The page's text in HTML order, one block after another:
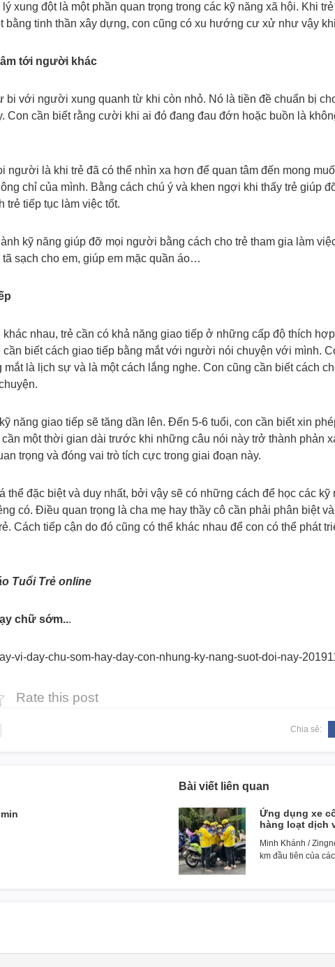
xung đột là một phần quan trọng trong các kỹ năng xã hội. Khi
bằng tinh thần xây dựng, con cũng có xu hướng cư xử như vậy
tới người khác
bi với người xung quanh từ khi còn nhỏ. Nó là tiền đề chuẩn bị
Con cần biết rằng cười khi ai đó đang đau đớn hoặc buồn là
người là khi trẻ đã có thể nhìn xa hơn để quan tâm đến mong
chỉ của mình. Bằng cách chú ý và khen ngợi khi thấy trẻ giúp
trẻ tiếp tục làm việc tốt.
kỹ năng giúp đỡ mọi người bằng cách cho trẻ tham gia làm
tã sạch cho em, giúp em mặc quần áo…
nhau, trẻ cần có khả năng giao tiếp ở những cấp độ thích
cần biết cách giao tiếp bằng mắt với người nói chuyện với mình.
mắt là lịch sự và là một cách lắng nghe. Con cũng cần biết cách
năng giao tiếp sẽ tăng dần lên. Đến 5-6 tuổi, con cần biết xin
cần một thời gian dài trước khi những câu nói này trở thành phản
trọng và đóng vai trò tích cực trong giai đoạn này.
thể đặc biệt và duy nhất, bởi vậy sẽ có những cách để học các kỹ
có. Điều quan trọng là cha mẹ hay thầy cô cần phải phân biệt
Cách tiếp cận do đó cũng có thể khác nhau để con có thể phát
Tuổi Trẻ online
chữ sớm...
vi-day-chu-som-hay-day-con-nhung-ky-nang-suot-doi-nay-
Rate this post
Chia sẻ:
Bài viết liên quan
Ứng dụng xe
hàng loạt dịch
Minh Khánh /
km đầu tiên của